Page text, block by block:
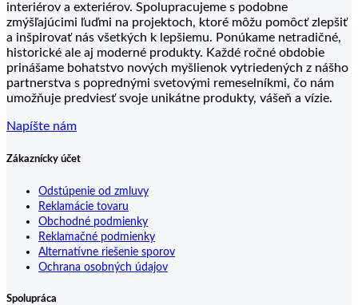
interiérov a exteriérov. Spolupracujeme s podobne
zmýšľajúcimi ľuďmi na projektoch, ktoré môžu pomôcť zlepšiť
a inšpirovať nás všetkých k lepšiemu. Ponúkame netradičné,
historické ale aj moderné produkty. Každé ročné obdobie
prinášame bohatstvo nových myšlienok vytriedených z nášho
partnerstva s poprednými svetovými remeselníkmi, čo nám
umožňuje predviesť svoje unikátne produkty, vášeň a vízie.
Napíšte nám
Zákaznícky účet
Odstúpenie od zmluvy
Reklamácie tovaru
Obchodné podmienky
Reklamačné podmienky
Alternatívne riešenie sporov
Ochrana osobných údajov
Spolupráca